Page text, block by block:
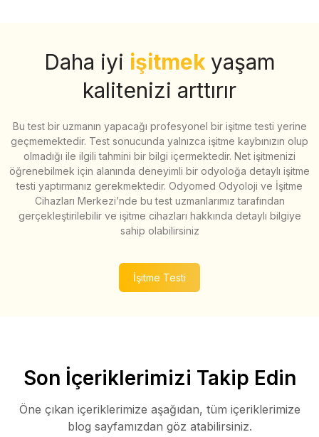
Daha iyi işitmek yaşam
kalitenizi arttırır
Bu test bir uzmanın yapacağı profesyonel bir işitme testi yerine
geçmemektedir. Test sonucunda yalnızca işitme kaybınızın olup
olmadığı ile ilgili tahmini bir bilgi içermektedir. Net işitmenizi
öğrenebilmek için alanında deneyimli bir odyoloğa detaylı işitme
testi yaptırmanız gerekmektedir. Odyomed Odyoloji ve İşitme
Cihazları Merkezi’nde bu test uzmanlarımız tarafından
gerçekleştirilebilir ve işitme cihazları hakkında detaylı bilgiye
sahip olabilirsiniz
İşitme Testi
Son İçeriklerimizi Takip Edin
Öne çıkan içeriklerimize aşağıdan, tüm içeriklerimize
blog sayfamızdan göz atabilirsiniz.